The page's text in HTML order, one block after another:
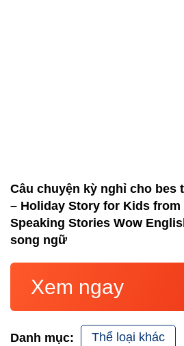
Câu chuyện kỳ nghỉ cho bes
– Holiday Story for Kids from
Speaking Stories Wow
song ngữ
Danh mục: Thể loại khác
Xem ngay